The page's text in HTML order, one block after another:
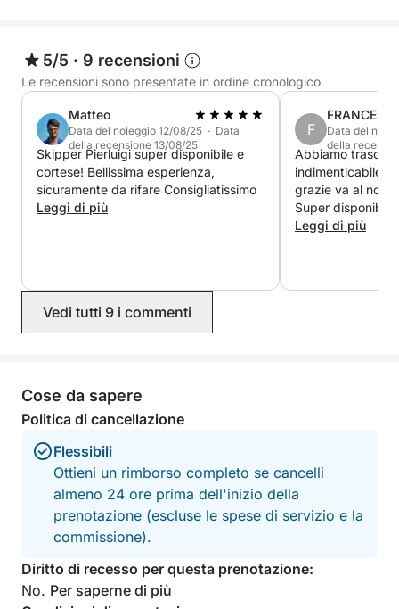
che per il raggiungimento delle isole pontine distanti
circa 45/55 minuti, i consumi per le isole sono
contenuti grazie al motore EVINRUDE G2 di ultima
generazione 2018
La nostra priorità ? La vostra sicurezza e il vostro
divertimento.
5/5 · 9 recensioni
Le recensioni sono presentate in ordine cronologico
Matteo
Data del noleggio 12/08/25 · Data
della recensione 13/08/25
Skipper Pierluigi super disponibile e
cortese! Bellissima esperienza,
sicuramente da rifare Consigliatissimo
Leggi di più
F
Data del
della
Abbiamo
indimenticabile a
grazie va al
Super
professionale, ci
Consigliatissimo!
Leggi di più
Vedi tutti 9 i commenti
Cose da sapere
Politica di cancellazione
Flessibili
Ottieni un rimborso completo se cancelli
almeno 24 ore prima dell'inizio della
prenotazione (escluse le spese di servizio e la
commissione).
Diritto di recesso per questa prenotazione:
No. Per saperne di più